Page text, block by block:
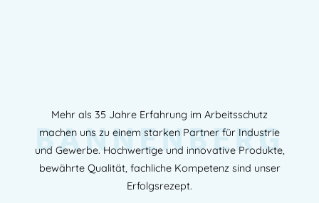
Mehr als 35 Jahre Erfahrung im Arbeitsschutz
machen uns zu einem starken Partner für Industrie
und Gewerbe. Hochwertige und innovative Produkte,
bewährte Qualität, fachliche Kompetenz sind unser
Erfolgsrezept.
BANNENBERG